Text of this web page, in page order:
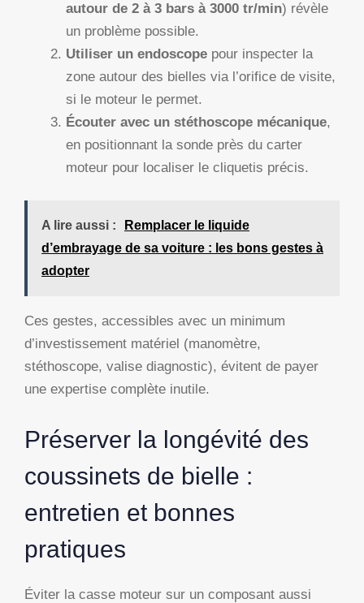
autour de 2 à 3 bars à 3000 tr/min) révèle
un problème possible.
Utiliser un endoscope pour inspecter la
zone autour des bielles via l’orifice de visite,
si le moteur le permet.
Écouter avec un stéthoscope mécanique,
en positionnant la sonde près du carter
moteur pour localiser le cliquetis précis.
A lire aussi :
Remplacer le liquide
d’embrayage de sa voiture : les bons gestes à
adopter
Ces gestes, accessibles avec un minimum
d’investissement matériel (manomètre,
stéthoscope, valise diagnostic), évitent de payer
une expertise complète inutile.
Préserver la longévité des
coussinets de bielle :
entretien et bonnes
pratiques
Éviter la casse moteur sur un composant aussi